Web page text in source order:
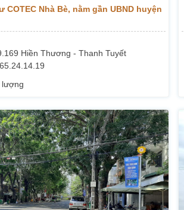
COTEC Nhà Bè, nằm gần UBND huyện
Hiền Thương - Thanh Tuyết